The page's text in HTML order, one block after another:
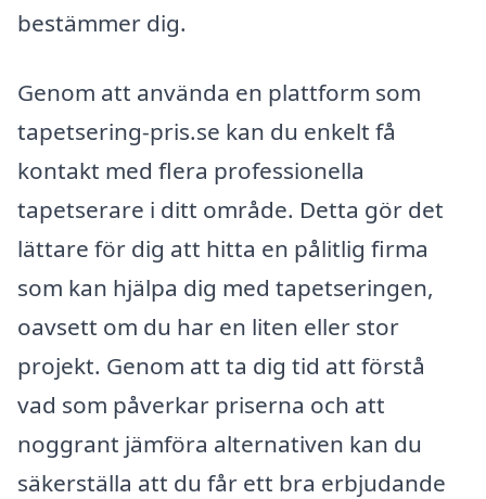
bestämmer dig.
Genom att använda en plattform som
tapetsering-pris.se kan du enkelt få
kontakt med flera professionella
tapetserare i ditt område. Detta gör det
lättare för dig att hitta en pålitlig firma
som kan hjälpa dig med tapetseringen,
oavsett om du har en liten eller stor
projekt. Genom att ta dig tid att förstå
vad som påverkar priserna och att
noggrant jämföra alternativen kan du
säkerställa att du får ett bra erbjudande